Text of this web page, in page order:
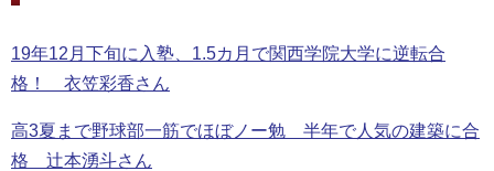
19年12月下旬に入塾、1.5カ月で関西学院大学に逆転合
格！ 衣笠彩香さん
高3夏まで野球部一筋でほぼノー勉 半年で人気の建築に合
格 辻本湧斗さん